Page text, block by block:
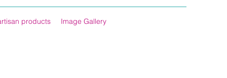
products Image Gallery